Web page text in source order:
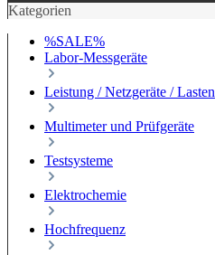
Kategorien
%SALE%
Labor-Messgeräte
Leistung / Netzgeräte / Lasten
Multimeter und Prüfgeräte
Testsysteme
Elektrochemie
Hochfrequenz